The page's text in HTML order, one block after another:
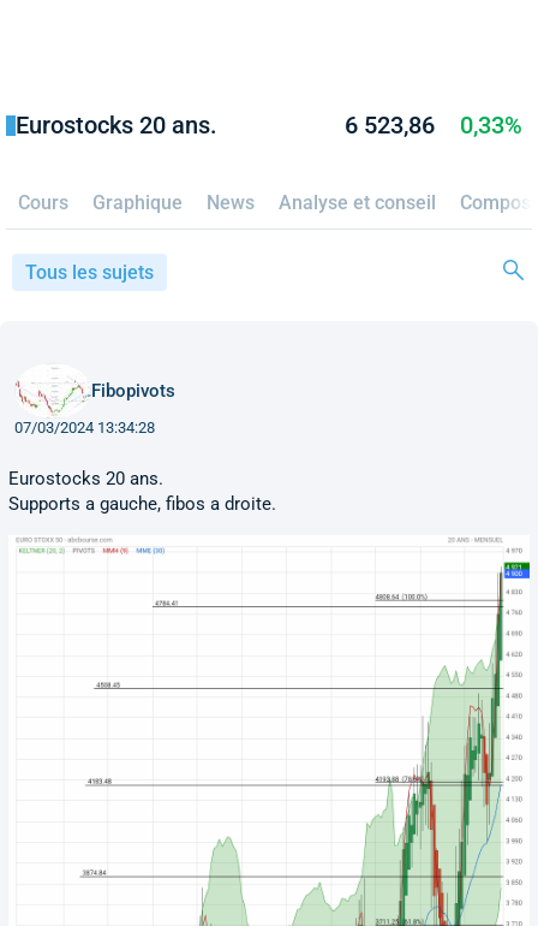
Eurostocks 20 ans. 6 523,86 0,33%
Cours Graphique News Analyse et conseil
Tous les sujets
Fibopivots
07/03/2024 13:34:28
Eurostocks 20 ans.
Supports a gauche, fibos a droite.